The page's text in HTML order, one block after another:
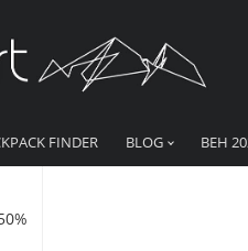
FINDER BLOG BEH